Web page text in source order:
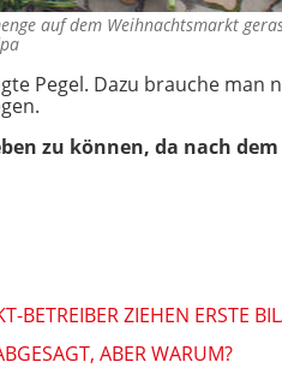
auf dem Weihnachtsmarkt
Pegel. Dazu brauche
zu können, da nach
BETREIBER ZIEHEN ERSTE
ABER WARUM?